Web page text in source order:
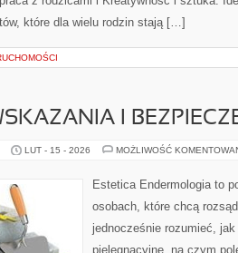
które dla wielu rodzin stają […]
I
LUT - 15 - 2026 MOŻLIWOŚĆ
Estetica Endermologia to
osobach, które chcą
jednocześnie rozumieć, jak
pielęgnacyjne, na czym